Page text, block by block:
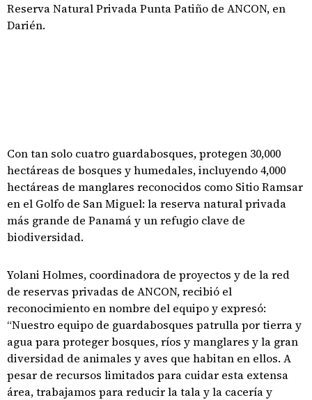
Reserva Natural Privada Punta Patiño de ANCON, en
Darién.
Con tan solo cuatro guardabosques, protegen 30,000
hectáreas de bosques y humedales, incluyendo 4,000
hectáreas de manglares reconocidos como Sitio Ramsar
en el Golfo de San Miguel: la reserva natural privada
más grande de Panamá y un refugio clave de
biodiversidad.
Yolani Holmes, coordinadora de proyectos y de la red
de reservas privadas de ANCON, recibió el
reconocimiento en nombre del equipo y expresó:
“Nuestro equipo de guardabosques patrulla por tierra y
agua para proteger bosques, ríos y manglares y la gran
diversidad de animales y aves que habitan en ellos. A
pesar de recursos limitados para cuidar esta extensa
área, trabajamos para reducir la tala y la cacería y